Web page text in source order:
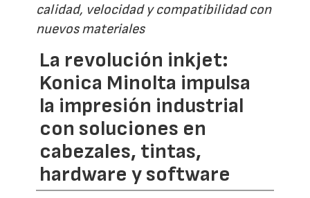
calidad, velocidad y compatibilidad con
nuevos materiales
La revolución inkjet:
Konica Minolta impulsa
la impresión industrial
con soluciones en
cabezales, tintas,
hardware y software